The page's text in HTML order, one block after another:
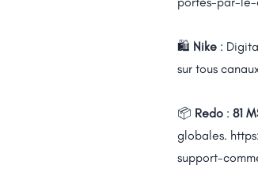
🛍️ Nike :
sur tous
📦 Redo : 81
globales.
support-